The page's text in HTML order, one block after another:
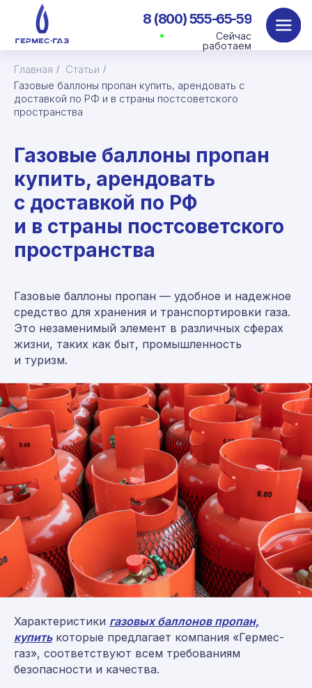
8 (800) 555-65-59
Сейчас
работаем
Главная / Статьи /
Газовые баллоны пропан купить, арендовать с
доставкой по РФ и в страны постсоветского
пространства
Газовые баллоны пропан
купить, арендовать
с доставкой по РФ
и в страны постсоветского
пространства
Газовые баллоны пропан — удобное и надежное
средство для хранения и транспортировки газа.
Это незаменимый элемент в различных сферах
жизни, таких как быт, промышленность
и туризм.
Характеристики газовых баллонов пропан,
купитькоторые предлагает компания «Гермес-
газ», соответствуют всем требованиям
безопасности и качества.